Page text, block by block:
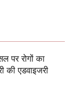
पर रोगों का
की एडवाइजरी